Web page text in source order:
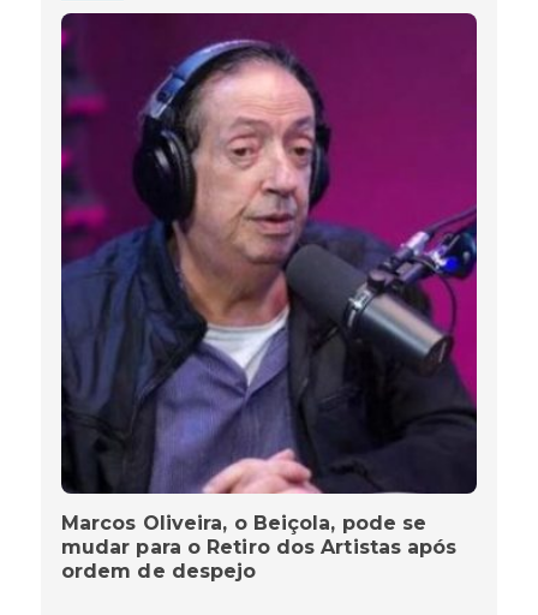
Marcos Oliveira, o Beiçola, pode se
mudar para o Retiro dos Artistas após
ordem de despejo